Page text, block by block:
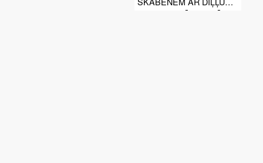
UN PIPARMĒTRU MĒRCI